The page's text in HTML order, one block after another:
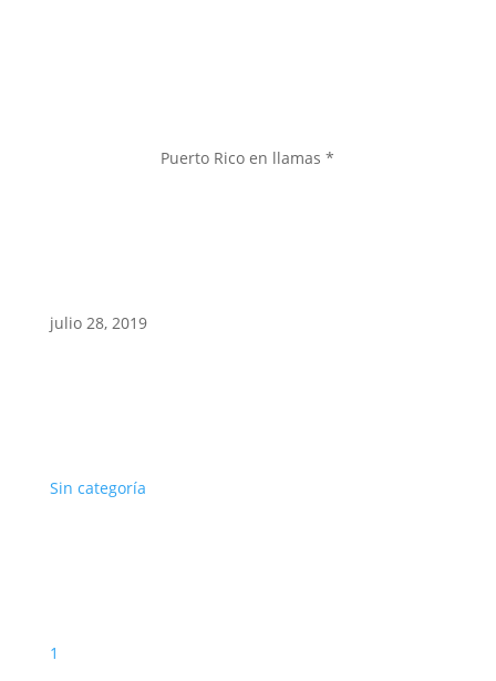
Puerto Rico en llamas *
julio 28, 2019
Sin categoría
1